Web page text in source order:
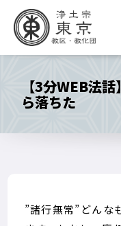
【3分WEB法
ら落ちた
”諸行無常”どんな